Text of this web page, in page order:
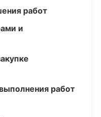
работ
и
работ